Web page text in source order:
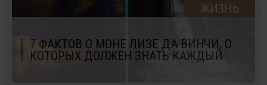
ЖИЗНЬ
7 ФАКТОВ О МОНЕ ЛИЗЕ ДА ВИНЧИ, О
КОТОРЫХ ДОЛЖЕН ЗНАТЬ КАЖДЫЙ